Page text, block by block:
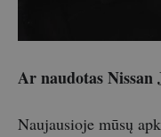
Ar naudotas Nissan
Naujausioje mūsų